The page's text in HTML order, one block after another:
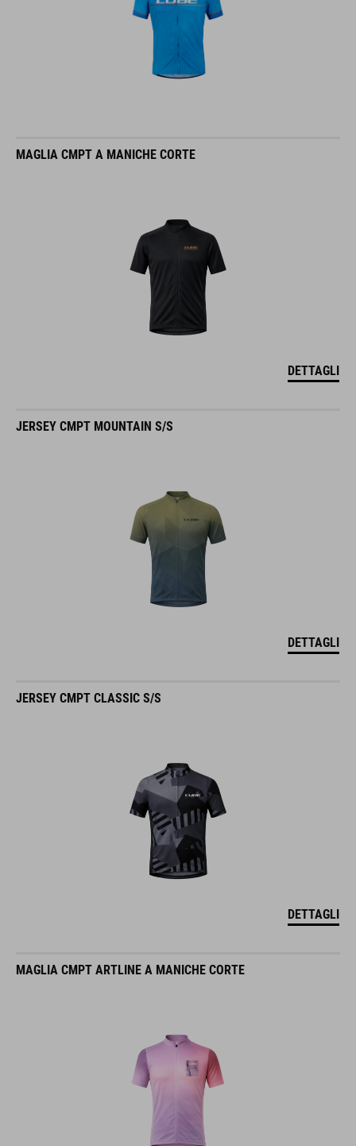
MAGLIA CMPT A MANICHE CORTE
DETTAGLI
JERSEY CMPT MOUNTAIN S/S
DETTAGLI
JERSEY CMPT CLASSIC S/S
DETTAGLI
MAGLIA CMPT ARTLINE A MANICHE CORTE